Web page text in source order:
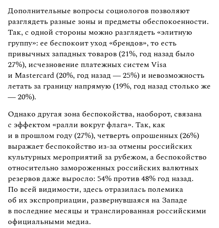
Дополнительные вопросы социологов позволяют
разглядеть разные зоны и предметы обеспокоенности.
Так, с одной стороны можно разглядеть «элитную
группу»: ее беспокоит уход «брендов», то есть
привычных западных товаров (21%, год назад было
27%), исчезновение платежных систем Visa
и Mastercard (20%, год назад — 25%) и невозможность
летать за границу напрямую (19%, год назад столько же
— 20%).
Однако другая зона беспокойства, наоборот, связана
с эффектом «ралли вокруг флага». Так, как
и в прошлом году (27%), четверть опрошенных (26%)
выражает беспокойство из-за отмены российских
культурных мероприятий за рубежом, а беспокойство
относительно замороженных российских валютных
резервов даже выросло: 54% против 48% год назад.
По всей видимости, здесь отразилась полемика
об их экспроприации, развернувшаяся на Западе
в последние месяцы и транслированная российскими
официальными медиа.